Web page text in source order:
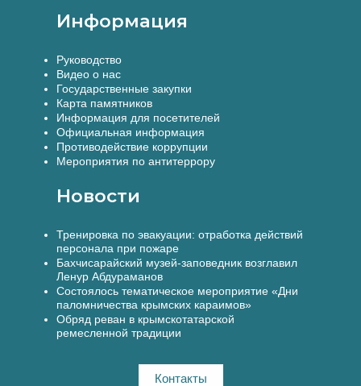
Информация
Руководство
Видео о нас
Государственные закупки
Карта памятников
Информация для посетителей
Официальная информация
Противодействие коррупции
Мероприятия по антитеррору
Новости
Тренировка по эвакуации: отработка действий
персонала при пожаре
Бахчисарайский музей-заповедник возглавил
Ленур Абдураманов
Состоялось тематическое мероприятие «Дни
паломничества крымских караимов»
Обряд реван в крымскотатарской
ремесленной традиции
Контакты